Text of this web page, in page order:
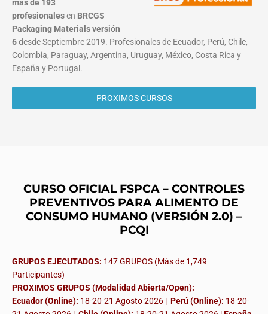
más de 193
profesionalesen BRCGS
Packaging Materialsversión
6desde Septiembre 2019. Profesionales de Ecuador, Perú, Chile,
Colombia, Paraguay, Argentina, Uruguay, México, Costa Rica y
España y Portugal.
PROXIMOS CURSOS
CURSO OFICIAL FSPCA – CONTROLES
PREVENTIVOS PARA ALIMENTO DE
CONSUMO HUMANO (VERSIÓN 2.0) –
PCQI
GRUPOS EJECUTADOS: 147 GRUPOS (Más de 1,749
Participantes)
PROXIMOS GRUPOS (Modalidad Abierta/Open):
Ecuador (Online): 18-20-21 Agosto 2026 | Perú (Online): 18-20-